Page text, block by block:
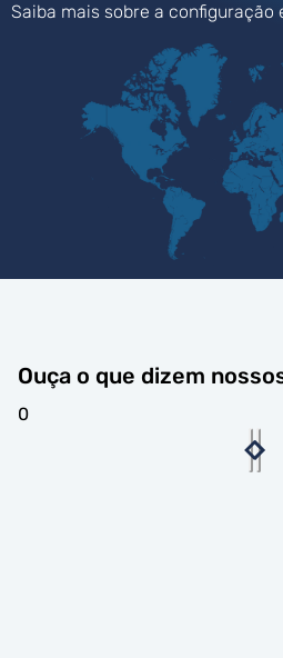
Saiba mais sobre a configuração
Ouça o que dizem
0